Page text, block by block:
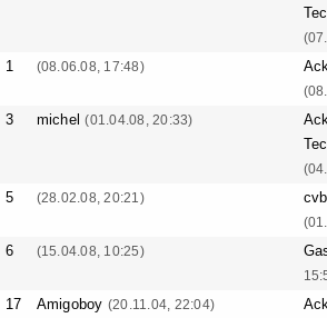
1 (08.06.08, 17:48)
3 michel(01.04.08, 20:33)
5 (28.02.08, 20:21)
6 (15.04.08, 10:25)
17 Amigoboy (20.11.04, 22:04)